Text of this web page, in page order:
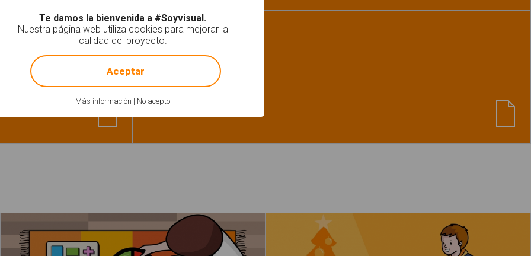
P"
Fonología-Fonética
Loto - Letra X
Un niño juega en la alfombra con sus juguetes Los niños juegan con los juguetes
Te damos la bienvenida a #Soyvisual.
Nuestra página web utiliza cookies para mejorar la
calidad del proyecto.
Más información | No acepto
! Not valid!
Aceptar